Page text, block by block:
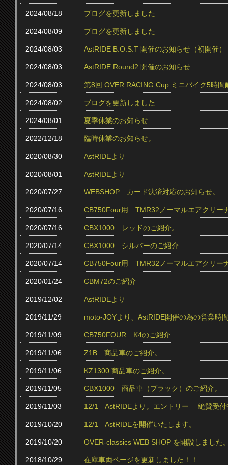
2024/08/18 ブログを更新しました
2024/08/09 ブログを更新しました
2024/08/03 AstRIDE B.O.S.T 開催のお知らせ（初開催）
2024/08/03 AstRIDE Round2 開催のお知らせ
2024/08/03 第8回 OVER RACING Cup ミニバイク5時
2024/08/02 ブログを更新しました
2024/08/01 夏季休業のお知らせ
2022/12/18 臨時休業のお知らせ。
2020/08/30 AstRIDEより
2020/08/01 AstRIDEより
2020/07/27 WEBSHOP カード決済対応のお知らせ。
2020/07/16 CB750Four用 TMR32ノーマルエアクリー
2020/07/16 CBX1000 レッドのご紹介。
2020/07/14 CBX1000 シルバーのご紹介
2020/07/14 CB750Four用 TMR32ノーマルエアクリー
2020/01/24 CBM72のご紹介
2019/12/02 AstRIDEより
2019/11/29 moto-JOYより、AstRIDE開催の為の営業時
2019/11/09 CB750FOUR K4のご紹介
2019/11/06 Z1B 商品車のご紹介。
2019/11/06 KZ1300 商品車のご紹介。
2019/11/05 CBX1000 商品車（ブラック）のご紹介。
2019/11/03 12/1 AstRIDEより。エントリー 絶賛受付
2019/10/20 12/1 AstRIDEを開催いたします。
2019/10/20 OVER-classics WEB SHOP を開設しました
2018/10/29 在庫車両ページを更新しました！！